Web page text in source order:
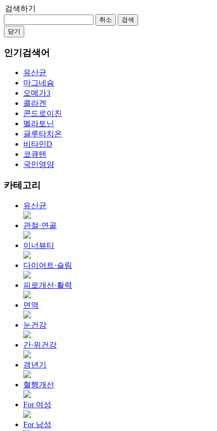
검색하기
취소
검색
닫기
인기검색어
유산균
마그네슘
오메가3
콜라겐
콘드로이친
멜라토닌
글루타치온
비타민D
코큐텐
국민영양
카테고리
유산균
관절·연골
이너뷰티
다이어트·슬림
피로개선·활력
면역
눈건강
간·위건강
갱년기
혈행개선
For 여성
For 남성